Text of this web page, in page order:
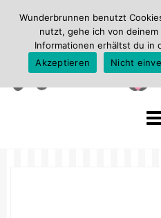
Wunderbrunnen benutzt
nutzt, gehe ich von
Informationen erhältst du in
Akzeptieren
Nicht